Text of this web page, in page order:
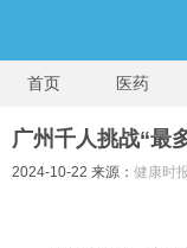
首页 医药
广州千人挑战“最
2024-10-22 来源： 健康时